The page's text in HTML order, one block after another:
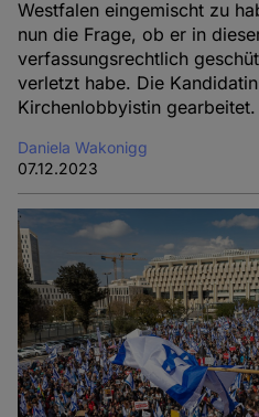
Westfalen eingemischt zu
nun die Frage, ob er in
verfassungsrechtlich
verletzt habe. Die
Kirchenlobbyistin gearbeitet.
Daniela Wakonigg
07.12.2023